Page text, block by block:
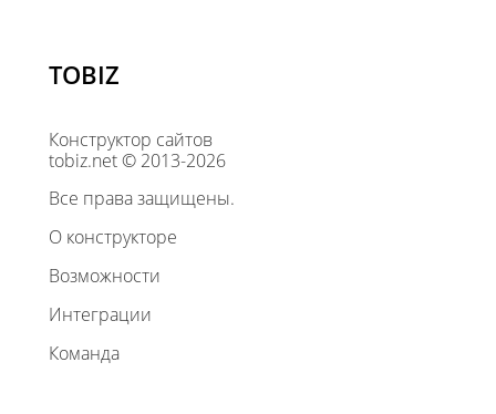
TOBIZ
Конструктор сайтов
tobiz.net © 2013-2026
Все права защищены.
О конструкторе
Возможности
Интеграции
Команда